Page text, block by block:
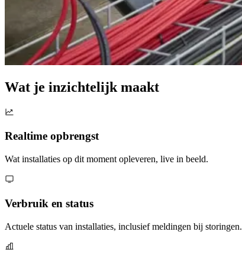
Wat je inzichtelijk maakt
Realtime opbrengst
Wat installaties op dit moment opleveren, live in beeld.
Verbruik en status
Actuele status van installaties, inclusief meldingen bij storingen.